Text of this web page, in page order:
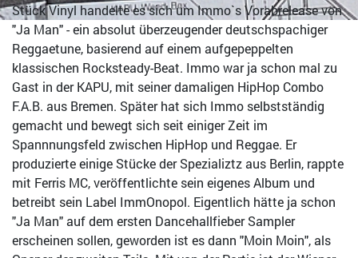
Stück Vinyl handelte es sich um Immo`s Vorabrelease von
"Ja Man" - ein absolut überzeugender deutschspachiger
Reggaetune, basierend auf einem aufgepeppelten
klassischen Rocksteady-Beat. Immo war ja schon mal zu
Gast in der KAPU, mit seiner damaligen HipHop Combo
F.A.B. aus Bremen. Später hat sich Immo selbstständig
gemacht und bewegt sich seit einiger Zeit im
Spannnungsfeld zwischen HipHop und Reggae. Er
produzierte einige Stücke der Spezializtz aus Berlin, rappte
mit Ferris MC, veröffentlichte sein eigenes Album und
betreibt sein Label ImmOnopol. Eigentlich hätte ja schon
"Ja Man" auf dem ersten Dancehallfieber Sampler
erscheinen sollen, geworden ist es dann "Moin Moin", als